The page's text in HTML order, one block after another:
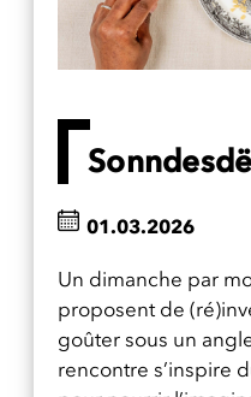
Un dimanche par
proposent de
goûter sous un
rencontre s’inspire
01.03.2026